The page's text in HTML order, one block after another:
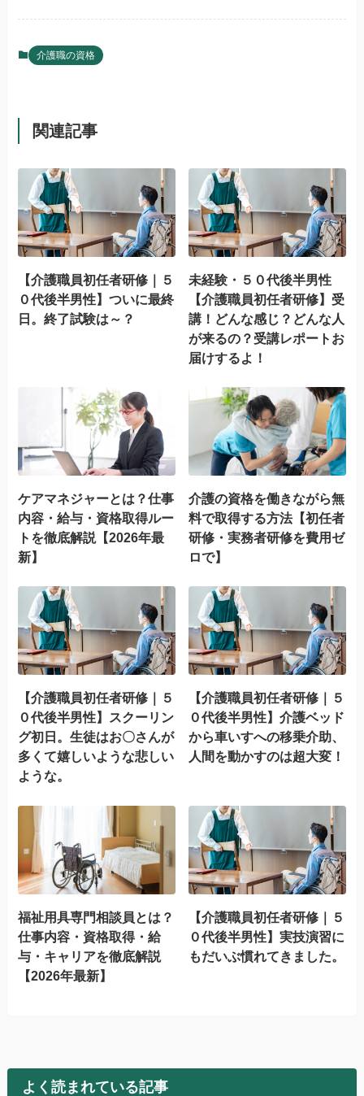
介護職の資格
関連記事
【介護職員初任者研修｜５
０代後半男性】ついに最終
日。終了試験は～？
未経験・５０代後半男性
【介護職員初任者研修】受
講！どんな感じ？どんな人
が来るの？受講レポートお
届けするよ！
ケアマネジャーとは？仕事
内容・給与・資格取得ルー
トを徹底解説【2026年最
新】
介護の資格を働きながら無
料で取得する方法【初任者
研修・実務者研修を費用ゼ
ロで】
【介護職員初任者研修｜５
０代後半男性】スクーリン
グ初日。生徒はお〇さんが
多くて嬉しいような悲しい
ような。
【介護職員初任者研修｜５
０代後半男性】介護ベッド
から車いすへの移乗介助、
人間を動かすのは超大変！
福祉用具専門相談員とは？
仕事内容・資格取得・給
与・キャリアを徹底解説
【2026年最新】
【介護職員初任者研修｜５
０代後半男性】実技演習に
もだいぶ慣れてきました。
よく読まれている記事